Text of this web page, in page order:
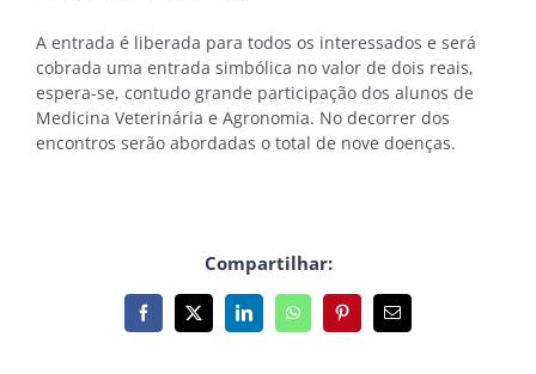
A entrada é liberada para todos os interessados e será
cobrada uma entrada simbólica no valor de dois reais,
espera-se, contudo grande participação dos alunos de
Medicina Veterinária e Agronomia. No decorrer dos
encontros serão abordadas o total de nove doenças.
Compartilhar:
Facebook
X LinkedInWhatsAppPinterest
E-
mail